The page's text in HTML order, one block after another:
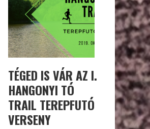
TÉGED IS VÁR AZ I.
HANGONYI TÓ
TRAIL TEREPFUTÓ
VERSENY